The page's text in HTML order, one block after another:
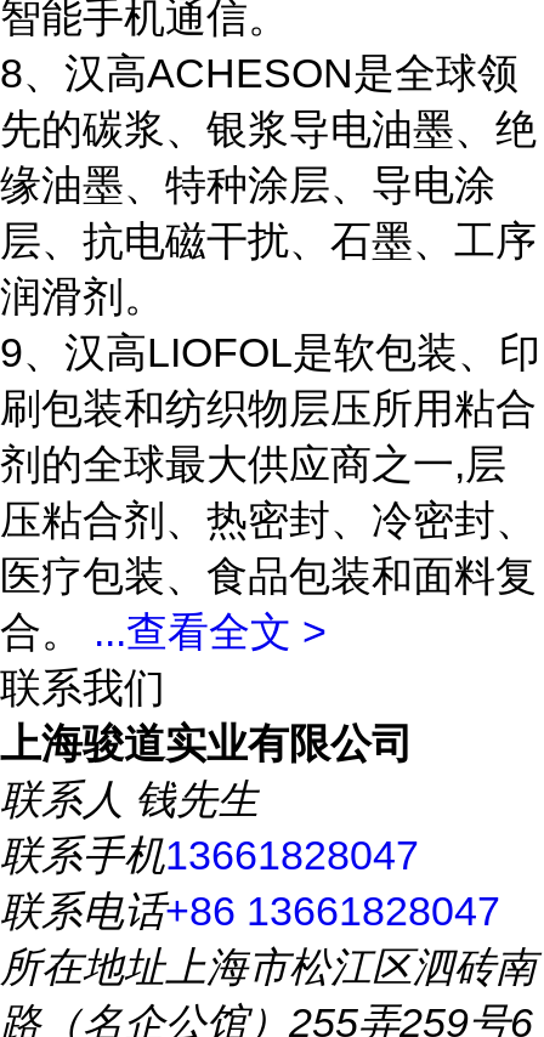
智能手机通信。
8、汉高ACHESON是全球领
先的碳浆、银浆导电油墨、绝
缘油墨、特种涂层、导电涂
层、抗电磁干扰、石墨、工序
润滑剂。
9、汉高LIOFOL是软包装、印
刷包装和纺织物层压所用粘合
剂的全球最大供应商之一,层
压粘合剂、热密封、冷密封、
医疗包装、食品包装和面料复
合。 ...查看全文 >
联系我们
上海骏道实业有限公司
联系人 钱先生
联系手机13661828047
联系电话+86 13661828047
所在地址上海市松江区泗砖南
路（名企公馆）255弄259号6